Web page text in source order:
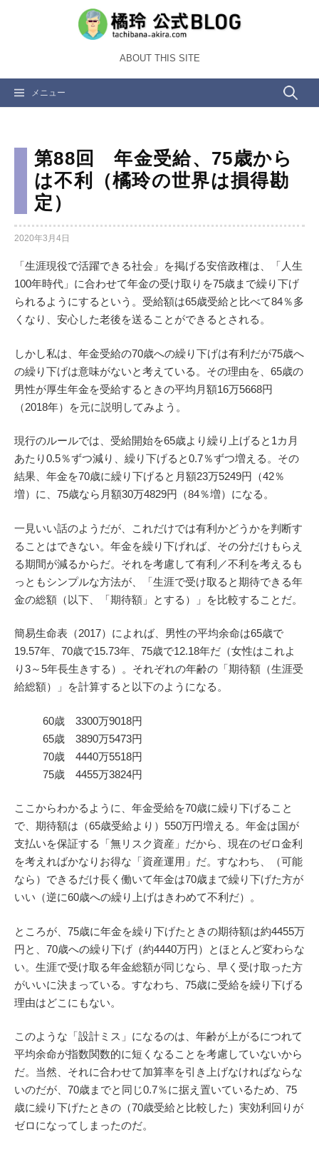
ツ
ABOUT THIS SITE
メニュー 検
第88回 年金受給、75歳から
は不利（橘玲の世界は損得勘
定）
2020年3月4日
「生涯現役で活躍できる社会」を掲げる安倍政権は、「人生
100年時代」に合わせて年金の受け取りを75歳まで繰り下げ
られるようにするという。受給額は65歳受給と比べて84％多
くなり、安心した老後を送ることができるとされる。
しかし私は、年金受給の70歳への繰り下げは有利だが75歳へ
の繰り下げは意味がないと考えている。その理由を、65歳の
男性が厚生年金を受給するときの平均月額16万5668円
（2018年）を元に説明してみよう。
現行のルールでは、受給開始を65歳より繰り上げると1カ月
あたり0.5％ずつ減り、繰り下げると0.7％ずつ増える。その
結果、年金を70歳に繰り下げると月額23万5249円（42％
増）に、75歳なら月額30万4829円（84％増）になる。
一見いい話のようだが、これだけでは有利かどうかを判断す
ることはできない。年金を繰り下げれば、その分だけもらえ
る期間が減るからだ。それを考慮して有利／不利を考えるも
っともシンプルな方法が、「生涯で受け取ると期待できる年
金の総額（以下、「期待額」とする）」を比較することだ。
簡易生命表（2017）によれば、男性の平均余命は65歳で
19.57年、70歳で15.73年、75歳で12.18年だ（女性はこれよ
り3～5年長生きする）。それぞれの年齢の「期待額（生涯受
給総額）」を計算すると以下のようになる。
60歳 3300万9018円
65歳 3890万5473円
70歳 4440万5518円
75歳 4455万3824円
ここからわかるように、年金受給を70歳に繰り下げること
で、期待額は（65歳受給より）550万円増える。年金は国が
支払いを保証する「無リスク資産」だから、現在のゼロ金利
を考えればかなりお得な「資産運用」だ。すなわち、（可能
なら）できるだけ長く働いて年金は70歳まで繰り下げた方が
いい（逆に60歳への繰り上げはきわめて不利だ）。
ところが、75歳に年金を繰り下げたときの期待額は約4455万
円と、70歳への繰り下げ（約4440万円）とほとんど変わらな
い。生涯で受け取る年金総額が同じなら、早く受け取った方
がいいに決まっている。すなわち、75歳に受給を繰り下げる
理由はどこにもない。
このような「設計ミス」になるのは、年齢が上がるにつれて
平均余命が指数関数的に短くなることを考慮していないから
だ。当然、それに合わせて加算率を引き上げなければならな
いのだが、70歳までと同じ0.7％に据え置いているため、75
歳に繰り下げたときの（70歳受給と比較した）実効利回りが
ゼロになってしまったのだ。